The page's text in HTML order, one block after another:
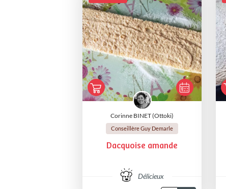
Corinne BINET (Ottoki)
Conseillère Guy Demarle
Dacquoise amande
Délicieux